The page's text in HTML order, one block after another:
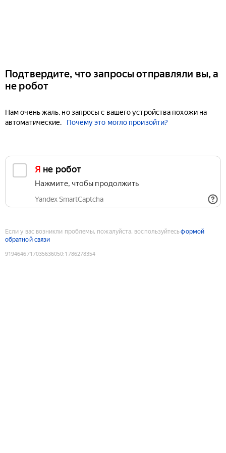
Подтвердите, что запросы отправляли вы, а
не робот
Нам очень жаль, но запросы с вашего устройства похожи на
автоматические.
Почему это могло произойти?
Я не робот
Нажмите, чтобы продолжить
Yandex SmartCaptcha
Если у вас возникли проблемы, пожалуйста, воспользуйтесьформой
обратной связи
9194646717035636050:1786278354